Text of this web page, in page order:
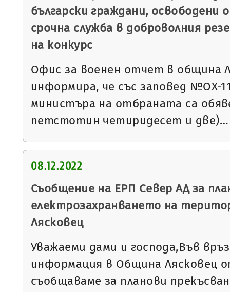
български граждани, освободени
срочна служба в доброволния
на конкурс
Офис за военен отчет в община
информира, че със заповед №ОХ-
министъра на отбраната са
петстотин четиридесет и две)…
08.12.2022
Съобщение на ЕРП Север АД за
електрозахранването на
Лясковец
Уважаеми дами и господа,Във
информация в Община Лясковец
съобщаваме за планови